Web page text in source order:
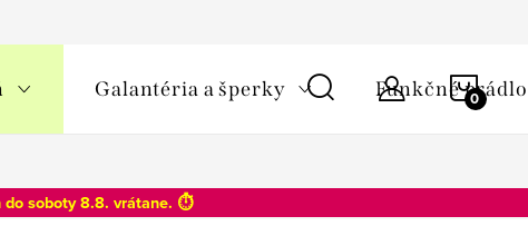
Galantéria a šperky Funkčné prádlo
dosoboty 8.8. vrátane. ⏱️